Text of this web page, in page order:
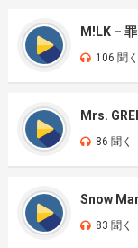
M!LK –
106 聞く
Mrs.
86 聞く
Snow
83 聞く